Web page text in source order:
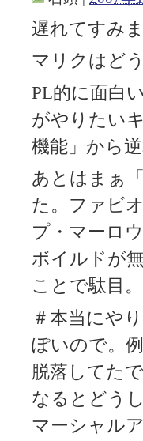
遅れてすみま
マリクはど
PL的に面白
がやりたい
機能」から
あとはまぁ
た。ファビ
プ・マーロ
ボイルドが
ことで駄目。
＃本当にや
ぽいので。
脱落してた
なるとどう
マーシャル